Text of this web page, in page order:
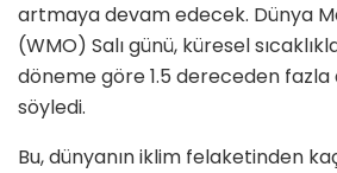
artmaya devam edecek. Dünya
(WMO) Salı günü, küresel
döneme göre 1.5 dereceden
söyledi.
Bu, dünyanın iklim felaketinden